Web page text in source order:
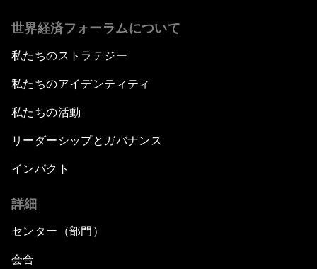
世界経済フォーラムについて
私たちのストラテジー
私たちのアイデンティティ
私たちの活動
リーダーシップとガバナンス
インパクト
詳細
センター（部門）
会合